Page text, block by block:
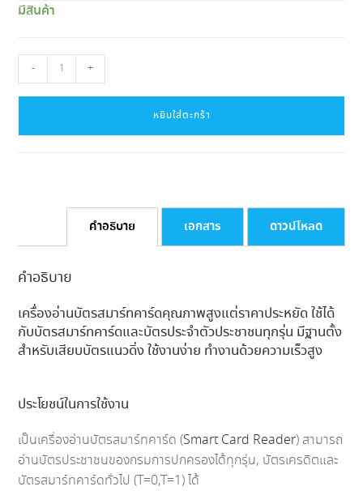
มีสินค้า
เครื่อง
อ่าน
ประชาชน
แนว
รุ่น
SCR3310V2B
ชิ้น
- +
หยิบใส่ตะกร้า
คำอธิบาย เอกสาร ดาวน์โหลด
คำอธิบาย
เครื่องอ่านบัตรสมาร์ทคาร์ดคุณภาพสูงแต่ราคาประหยัด ใช้ได้
กับบัตรสมาร์ทคาร์ดและบัตรประจำตัวประชาชนทุกรุ่น มีฐานตั้ง
สำหรับเสียบบัตรแนวดิ่ง ใช้งานง่าย ทำงานด้วยความเร็วสูง
ประโยชน์ในการใช้งาน
เป็นเครื่องอ่านบัตรสมาร์ทคาร์ด (Smart Card Reader) สามารถ
อ่านบัตรประชาชนของกรมการปกครองได้ทุกรุ่น, บัตรเครดิตและ
บัตรสมาร์ทคาร์ดทั่วไป (T=0,T=1) ได้